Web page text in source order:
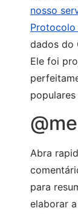
nosso
dados do
Ele foi
Abra
para
elaborar